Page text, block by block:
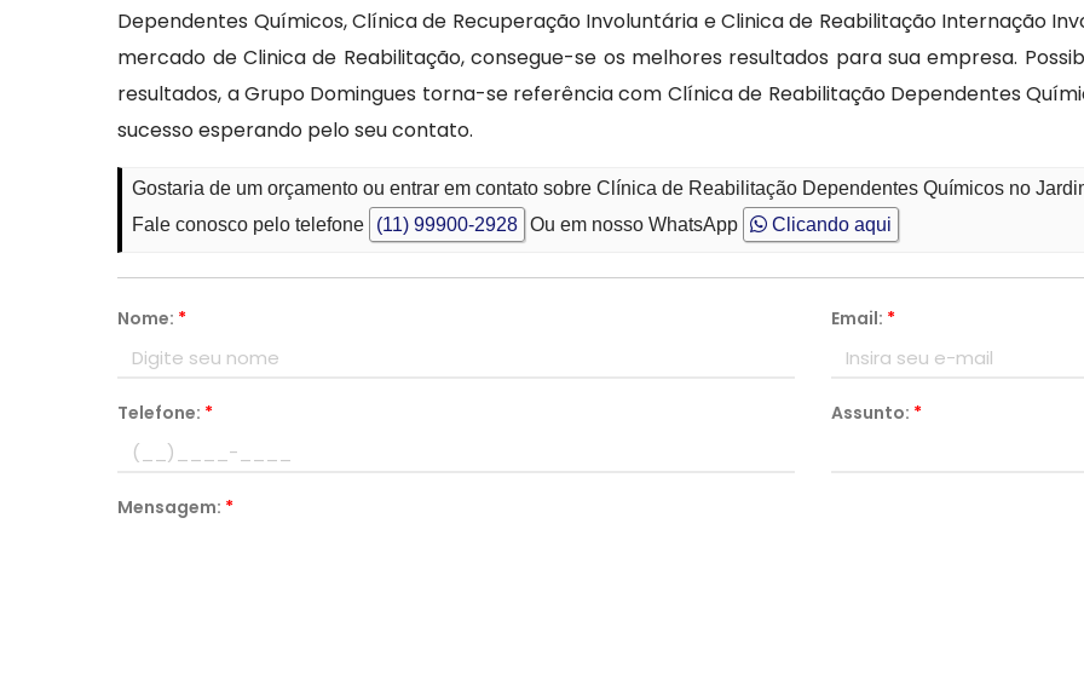
Dependentes Químicos, Clínica de Recuperação Involuntária e Clinica de Reabilitação Internação
mercado de Clinica de Reabilitação, consegue-se os melhores resultados para sua empresa.
resultados, a Grupo Domingues torna-se referência com Clínica de Reabilitação Dependentes
sucesso esperando pelo seu contato.
Gostaria de um orçamento ou entrar em contato sobre Clínica de Reabilitação Dependentes Químicos no
Fale conosco pelo telefone
(11) 99900-2928 Ou em nosso WhatsApp Clicando aqui
Nome: * Email: *
Telefone: * Assunto: *
Mensagem: *